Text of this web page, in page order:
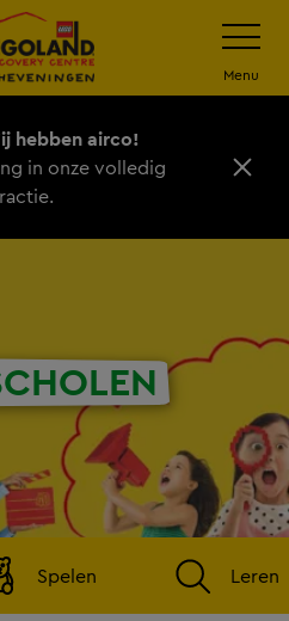
Schakel
navigatie
Menu
hebben airco!
in onze volledig
D
h
Spelen Leren